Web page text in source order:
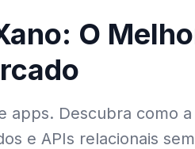
O
apps. Descubra como
e APIs relacionais